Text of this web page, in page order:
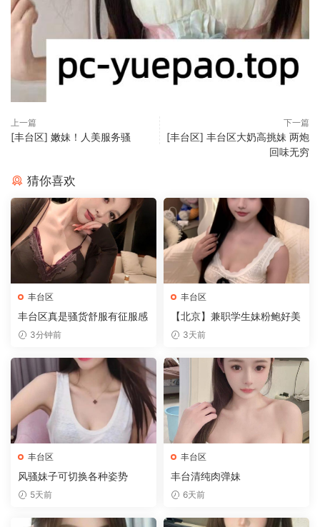
上一篇
[丰台区] 嫩妹！人美服务骚
下一篇
[丰台区] 丰台区大奶高挑妹 两炮
回味无穷
猜你喜欢
丰台区
丰台区真是骚货舒服有征服感
3分钟前
丰台区
【北京】兼职学生妹粉鲍好美
3天前
丰台区
风骚妹子可切换各种姿势
5天前
丰台区
丰台清纯肉弹妹
6天前